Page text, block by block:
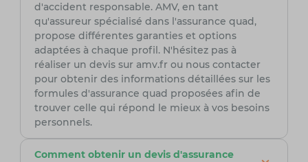
d'accident responsable. AMV, en tant
qu'assureur spécialisé dans l'assurance quad,
propose différentes garanties et options
adaptées à chaque profil. N'hésitez pas à
réaliser un devis sur amv.fr ou nous contacter
pour obtenir des informations détaillées sur les
formules d'assurance quad proposées afin de
trouver celle qui répond le mieux à vos besoins
personnels.
Comment obtenir un devis d'assurance